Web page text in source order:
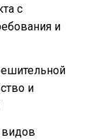
с
и
и